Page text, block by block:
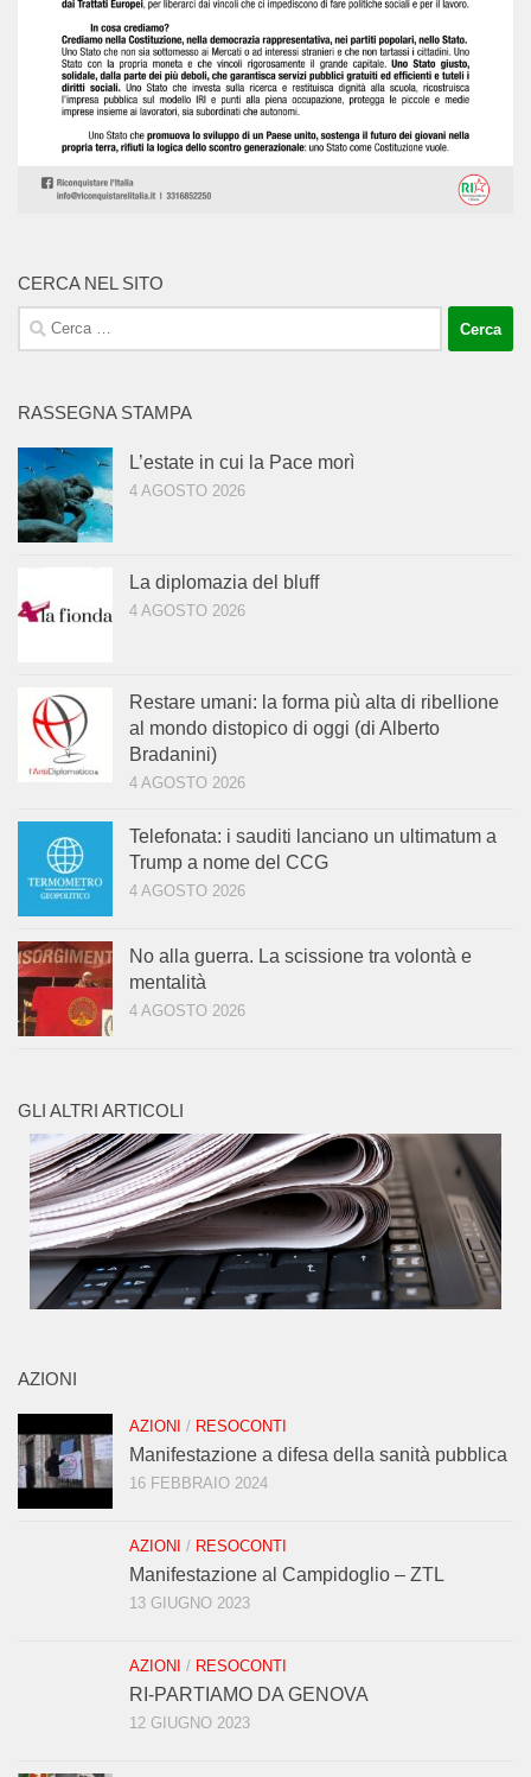
CERCA NEL SITO
Ricerca
per:
RASSEGNA STAMPA
L’estate in cui la Pace morì
4 AGOSTO 2026
La diplomazia del bluff
4 AGOSTO 2026
Restare umani: la forma più alta di ribellione
al mondo distopico di oggi (di Alberto
Bradanini)
4 AGOSTO 2026
Telefonata: i sauditi lanciano un ultimatum a
Trump a nome del CCG
4 AGOSTO 2026
No alla guerra. La scissione tra volontà e
mentalità
4 AGOSTO 2026
GLI ALTRI ARTICOLI
AZIONI
AZIONI / RESOCONTI
Manifestazione a difesa della sanità pubblica
16 FEBBRAIO 2024
AZIONI / RESOCONTI
Manifestazione al Campidoglio – ZTL
13 GIUGNO 2023
AZIONI / RESOCONTI
RI-PARTIAMO DA GENOVA
12 GIUGNO 2023